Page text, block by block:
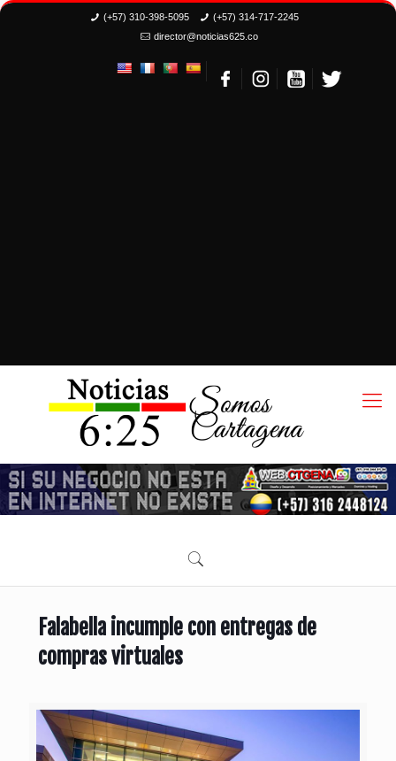
(+57) 310-398-5095
(+57) 314-717-2245
director@noticias625.co
Falabella incumple con entregas de
compras virtuales